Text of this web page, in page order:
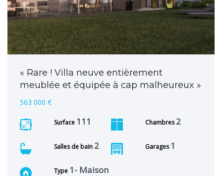
« Rare ! Villa neuve entièrement
meublée et équipée à cap malheureux »
563 000 €
Surface 111 Chambres 2
Salles de bain 2 Garages 1
Type 1- Maison